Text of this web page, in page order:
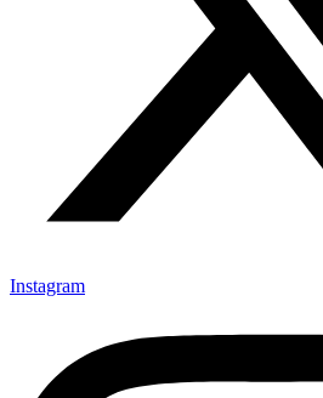
Instagram